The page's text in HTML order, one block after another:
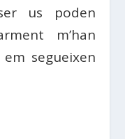
us poden
m’han
segueixen